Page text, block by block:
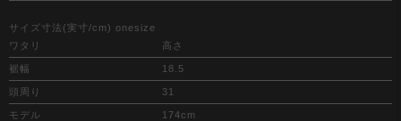
サイズ寸法(実寸/cm) onesize
ワタリ
高さ
裾幅 18.5
頭周り 31
モデル 174cm